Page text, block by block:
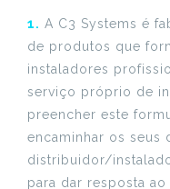
1. A C3 Systems é
de produtos que
instaladores
serviço próprio de
preencher este
encaminhar os seus
distribuidor/
para dar resposta